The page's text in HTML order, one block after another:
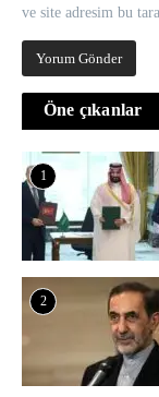
ve site adresim bu
Öne çıkanlar
1
2